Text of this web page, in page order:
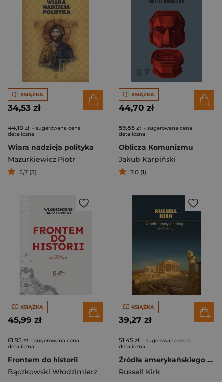
KSIĄŻKA
34,53 zł
44,10 zł - sugerowana cena
detaliczna
Wiara nadzieja polityka
Mazurkiewicz Piotr
5,7 (3)
KSIĄŻKA
44,70 zł
59,85 zł - sugerowana cena
detaliczna
Oblicza Komunizmu
Jakub Karpiński
7,0 (1)
KSIĄŻKA
45,99 zł
61,95 zł - sugerowana cena
detaliczna
Frontem do historii
Bączkowski Włodzimierz
KSIĄŻKA
39,27 zł
51,45 zł - sugerowana cena
detaliczna
Źródła amerykańskiego porządku
Russell Kirk